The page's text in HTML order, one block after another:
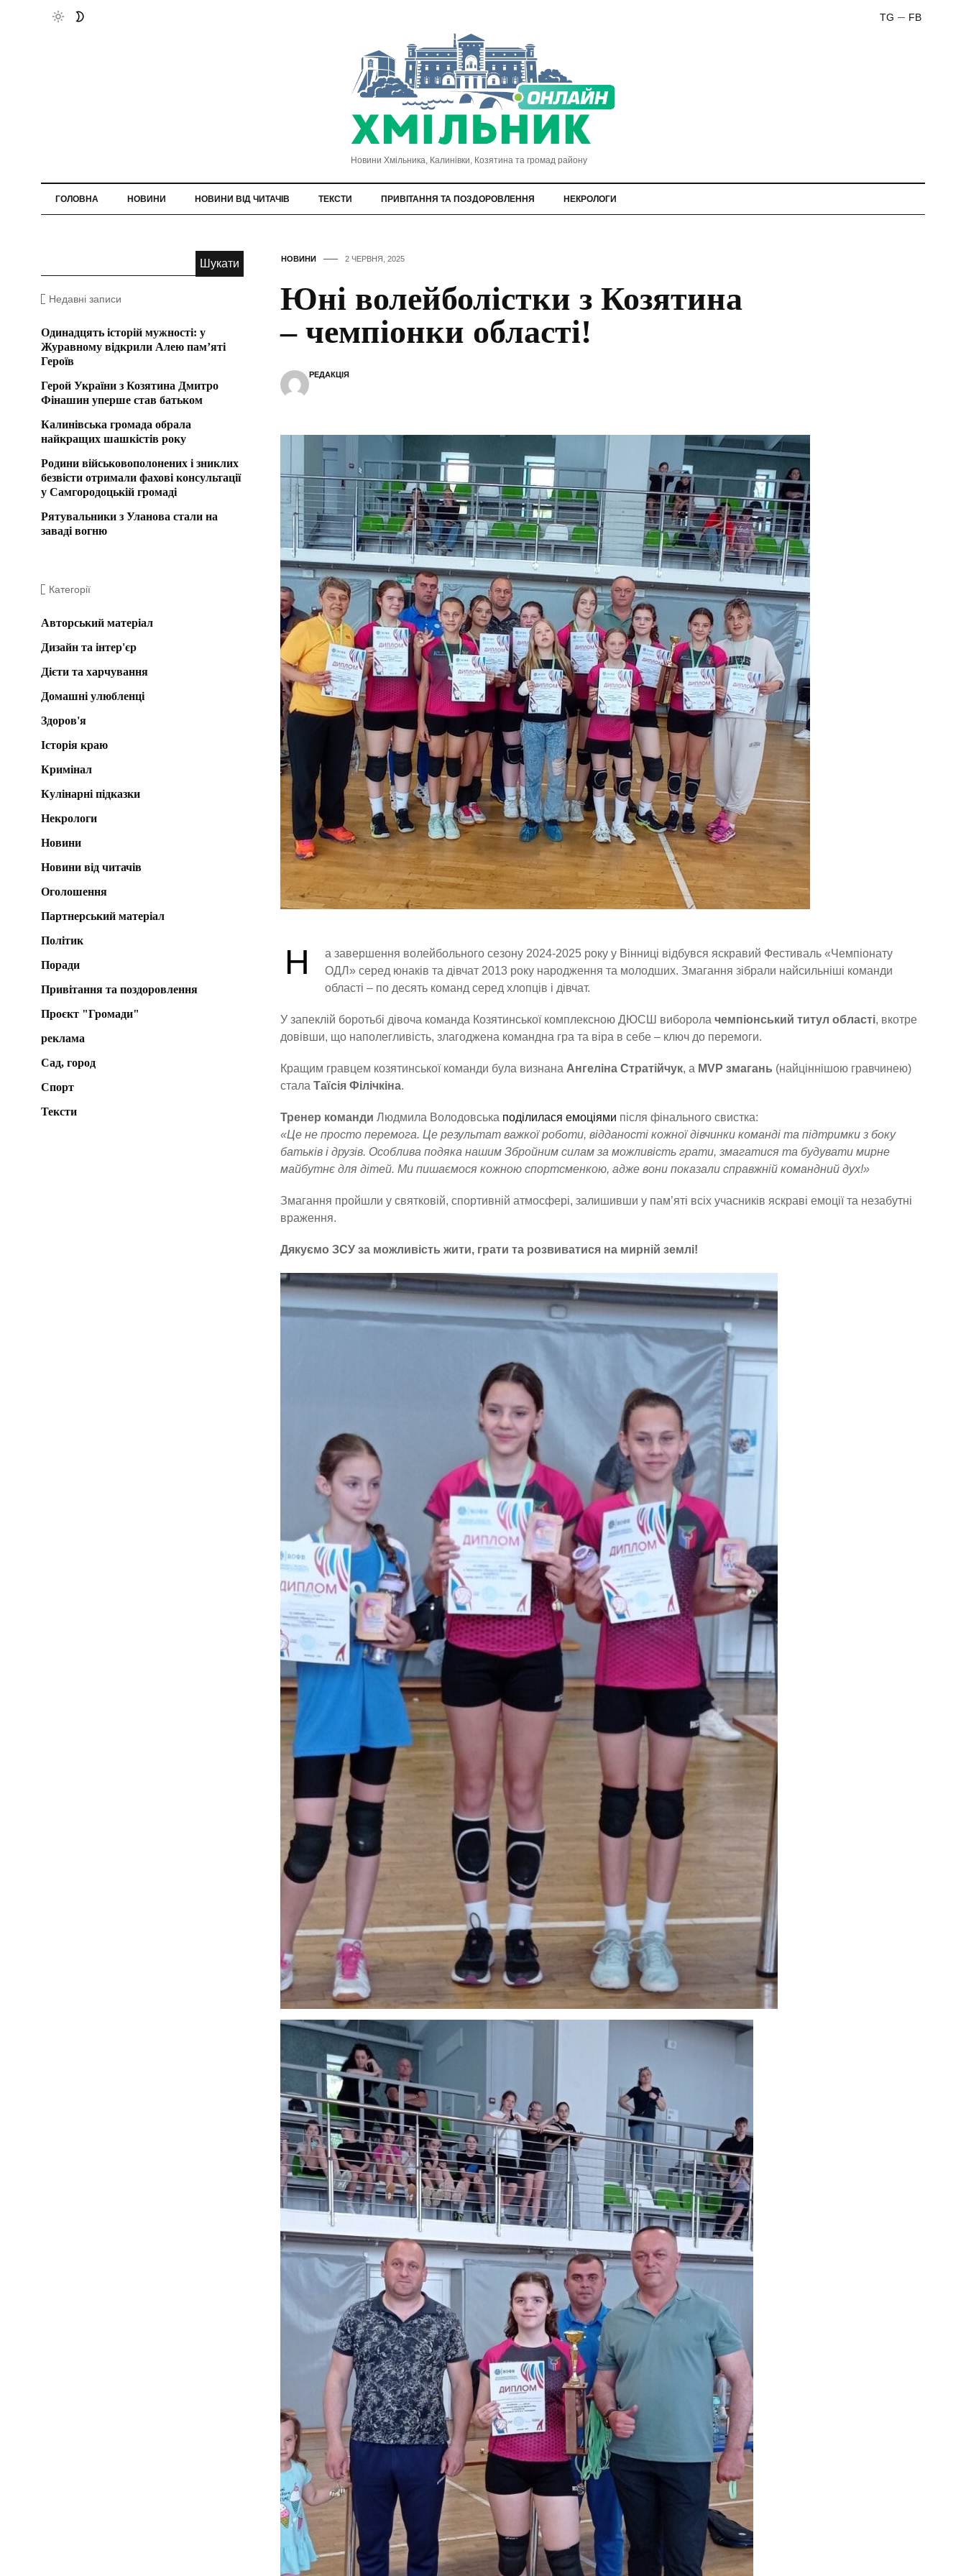
FB
TG
Новини Хмільника, Калинівки, Козятина та громад району
ГОЛОВНА НОВИНИ НОВИНИ ВІД ЧИТАЧІВ ТЕКСТИ ПРИВІТАННЯ ТА ПОЗДОРОВЛЕННЯ НЕКРОЛОГИ
НОВИНИ 2 ЧЕРВНЯ, 2025
Юні волейболістки з Козятина
– чемпіонки області!
РЕДАКЦІЯ
Н
а завершення волейбольного сезону 2024-2025 року у Вінниці відбувся яскравий Фестиваль «Чемпіонату
ОДЛ» серед юнаків та дівчат 2013 року народження та молодших. Змагання зібрали найсильніші команди
області – по десять команд серед хлопців і дівчат.
У запеклій боротьбі дівоча команда Козятинської комплексною ДЮСШ виборола чемпіонський титул області, вкотре
довівши, що наполегливість, злагоджена командна гра та віра в себе – ключ до перемоги.
Кращим гравцем козятинської команди була визнана Ангеліна Стратійчук, а MVP змагань (найціннішою гравчинею)
стала Таїсія Філічкіна.
Тренер команди Людмила Володовська поділилася емоціями після фінального свистка:
«Це не просто перемога. Це результат важкої роботи, відданості кожної дівчинки команді та підтримки з боку
батьків і друзів. Особлива подяка нашим Збройним силам за можливість грати, змагатися та будувати мирне
майбутнє для дітей. Ми пишаємося кожною спортсменкою, адже вони показали справжній командний дух!»
Змагання пройшли у святковій, спортивній атмосфері, залишивши у пам’яті всіх учасників яскраві емоції та незабутні
враження.
Дякуємо ЗСУ за можливість жити, грати та розвиватися на мирній землі!
Недавні записи
Одинадцять історій мужності: у
Журавному відкрили Алею пам’яті
Героїв
Герой України з Козятина Дмитро
Фінашин уперше став батьком
Калинівська громада обрала
найкращих шашкістів року
Родини військовополонених і зниклих
безвісти отримали фахові консультації
у Самгородоцькій громаді
Рятувальники з Уланова стали на
заваді вогню
Категорії
Авторський матеріал
Дизайн та інтер'єр
Дієти та харчування
Домашні улюбленці
Здоров'я
Історія краю
Кримінал
Кулінарні підказки
Некрологи
Новини
Новини від читачів
Оголошення
Партнерський матеріал
Політик
Поради
Привітання та поздоровлення
Проєкт "Громади"
реклама
Сад, город
Спорт
Тексти